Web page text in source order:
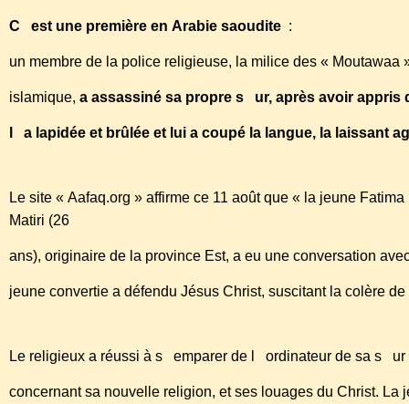
C est une première en Arabie saoudite :
un membre de la police religieuse, la milice des «
islamique, a assassiné sa propre s ur, après avoir
l a lapidée et brûlée et lui a coupé la langue, la laissant
Le site « Aafaq.org » affirme ce 11 août que « la jeune
Matiri (26
ans), originaire de la province Est, a eu une conversation
jeune convertie a défendu Jésus Christ, suscitant la colère
Le religieux a réussi à s emparer de l ordinateur de sa s
concernant sa nouvelle religion, et ses louages du Christ.